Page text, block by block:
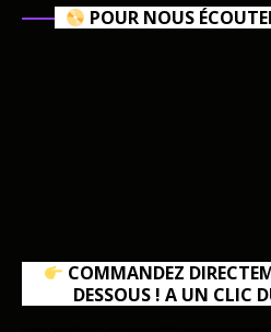
POUR NOUS
COMMANDEZ
DESSOUS ! A UN CLIC